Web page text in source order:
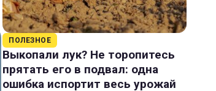
ПОЛЕЗНОЕ
Выкопали лук? Не торопитесь
прятать его в подвал: одна
ошибка испортит весь урожай